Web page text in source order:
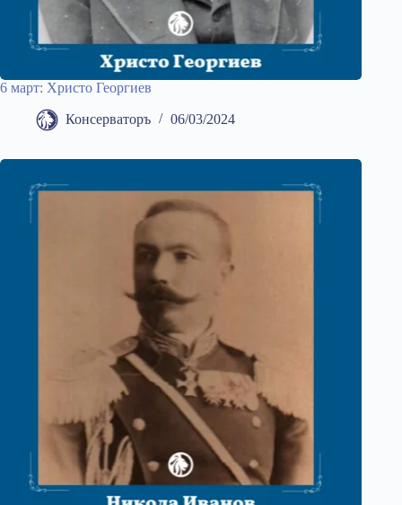
6 март: Христо Георгиев
Консерваторъ 06/03/2024